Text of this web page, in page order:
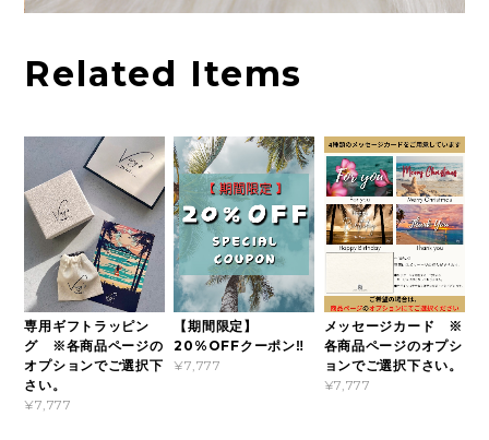
Related Items
専用ギフトラッピン
グ ※各商品ページの
オプションでご選択下
さい。
¥7,777
【期間限定】
20%OFFクーポン‼
¥7,777
メッセージカード ※
各商品ページのオプシ
ョンでご選択下さい。
¥7,777